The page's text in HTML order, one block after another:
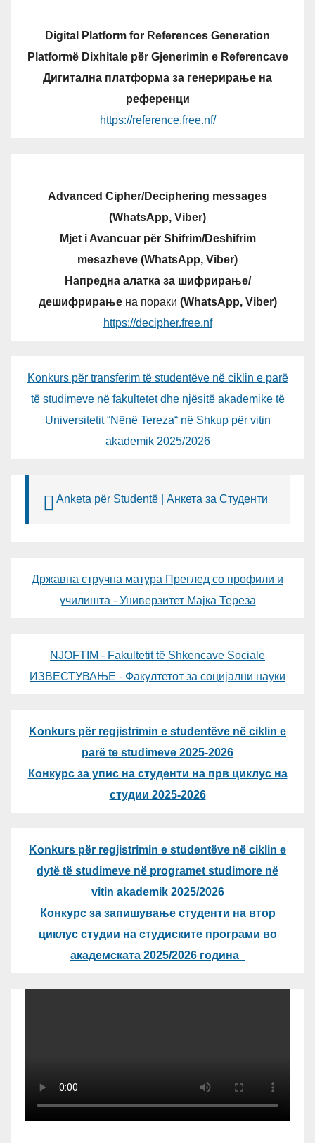
Digital Platform for References Generation
Platformë Dixhitale për Gjenerimin e Referencave
Дигитална платформа за генерирање на
референци
https://reference.free.nf/
Advanced Cipher/Deciphering messages
(WhatsApp, Viber)
Mjet i Avancuar për Shifrim/Deshifrim
mesazheve (WhatsApp, Viber)
Напредна алатка за шифрирање/
дешифрирањена пораки (WhatsApp, Viber)
https://decipher.free.nf
Konkurs për transferim të studentëve në ciklin e parë
të studimeve në fakultetet dhe njësitë akademike të
Universitetit “Nënë Tereza“ në Shkup për vitin
akademik 2025/2026
Anketa për Studentë | Анкета за Студенти
Државна стручна матура Преглед со профили и
училишта - Универзитет Мајка Тереза
NJOFTIM - Fakultetit të Shkencave Sociale
ИЗВЕСТУВАЊЕ - Факултетот за социјални науки
Konkurs për regjistrimin e studentëve në ciklin e
parë te studimeve 2025-2026
Конкурс за упис на студенти на прв циклус на
студии 2025-2026
Konkurs për regjistrimin e studentëve në ciklin e
dytë të studimeve në programet studimore në
vitin akademik 2025/2026
Конкурс за запишување студенти на втор
циклус студии на студиските програми во
академската 2025/2026 година